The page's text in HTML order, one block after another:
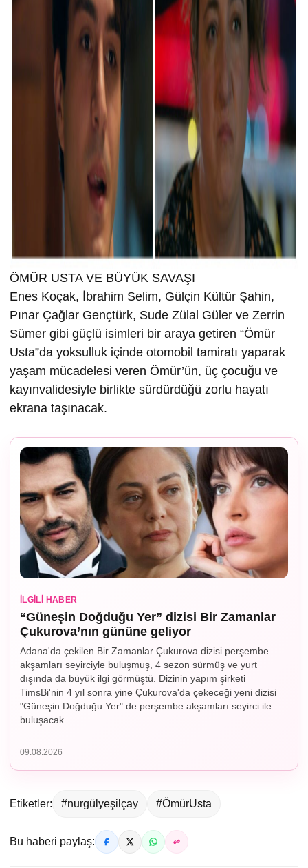
ÖMÜR USTA VE BÜYÜK SAVAŞI
Enes Koçak, İbrahim Selim, Gülçin Kültür Şahin,
Pınar Çağlar Gençtürk, Sude Zülal Güler ve Zerrin
Sümer gibi güçlü isimleri bir araya getiren “Ömür
Usta”da yoksulluk içinde otomobil tamiratı yaparak
yaşam mücadelesi veren Ömür’ün, üç çocuğu ve
kayınvalidesiyle birlikte sürdürdüğü zorlu hayatı
ekrana taşınacak.
İLGILI HABER
“Güneşin Doğduğu Yer” dizisi Bir Zamanlar
Çukurova’nın gününe geliyor
Adana'da çekilen Bir Zamanlar Çukurova dizisi perşembe
akşamları seyirciyle buluşmuş, 4 sezon sürmüş ve yurt
dışında da büyük ilgi görmüştü. Dizinin yapım şirketi
TimsBi'nin 4 yıl sonra yine Çukurova'da çekeceği yeni dizisi
"Güneşin Doğduğu Yer" de perşembe akşamları seyirci ile
buluşacak.
09.08.2026
Etiketler: #nurgülyeşilçay #ÖmürUsta
Bu haberi paylaş: